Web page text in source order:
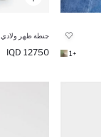
+1
جنطة ظهر ولادي
12750 IQD